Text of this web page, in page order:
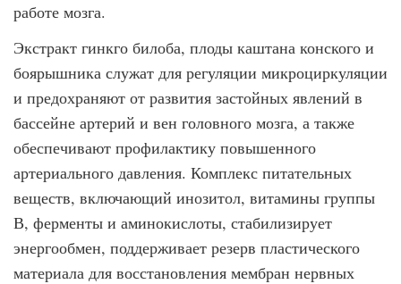
работе мозга.
Экстракт гинкго билоба, плоды каштана конского и
боярышника служат для регуляции микроциркуляции
и предохраняют от развития застойных явлений в
бассейне артерий и вен головного мозга, а также
обеспечивают профилактику повышенного
артериального давления. Комплекс питательных
веществ, включающий инозитол, витамины группы
В, ферменты и аминокислоты, стабилизирует
энергообмен, поддерживает резерв пластического
материала для восстановления мембран нервных